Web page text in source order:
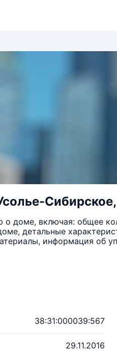
доме, включая: общее
детальные
информация об
38:31:000039:567
29.11.2016